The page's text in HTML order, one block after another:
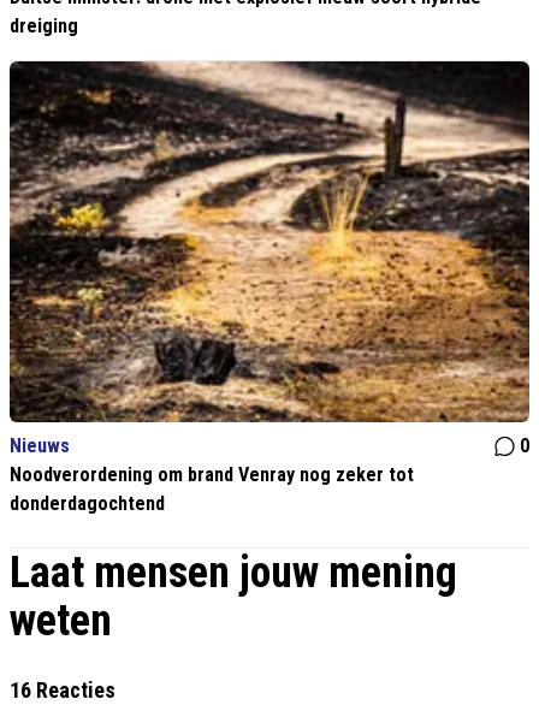
dreiging
Nieuws
0
Noodverordening om brand Venray nog zeker tot
donderdagochtend
Laat mensen jouw mening
weten
16 Reacties